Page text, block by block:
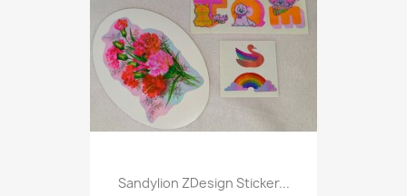
Sandylion ZDesign Sticker...